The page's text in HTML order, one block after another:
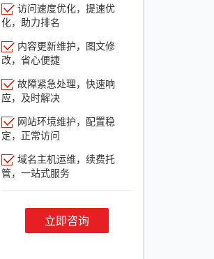
访问速度优化，提速优
化，助力排名
内容更新维护，图文修
改，省心便捷
故障紧急处理，快速响
应，及时解决
网站环境维护，配置稳
定，正常访问
域名主机运维，续费托
管，一站式服务
立即咨询